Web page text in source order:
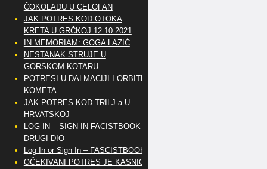
ČOKOLADU U CELOFAN
JAK POTRES KOD OTOKA
KRETA U GRČKOJ 12.10.2021
IN MEMORIAM: GOGA LAZIĆ
NESTANAK STRUJE U
GORSKOM KOTARU
POTRESI U DALMACIJI I ORBITE
KOMETA
JAK POTRES KOD TRILJ-a U
HRVATSKOJ
LOG IN – SIGN IN FACISTBOOK –
DRUGI DIO
Log In or Sign In – FASCISTBOOK
OČEKIVANI POTRES JE KASNIO